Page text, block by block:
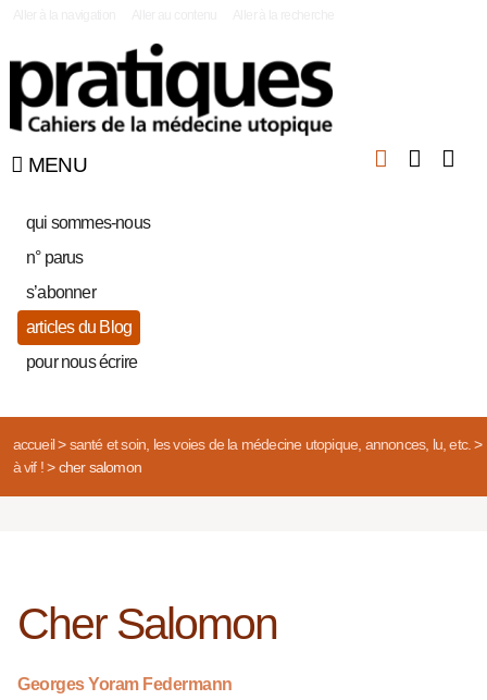
MENU
qui sommes-nous
n° parus
s’abonner
articles du Blog
pour nous écrire
accueil> santé et soin, les voies de la médecine utopique, annonces, lu, etc.>
à vif !> cher salomon
Cher Salomon
Georges Yoram Federmann